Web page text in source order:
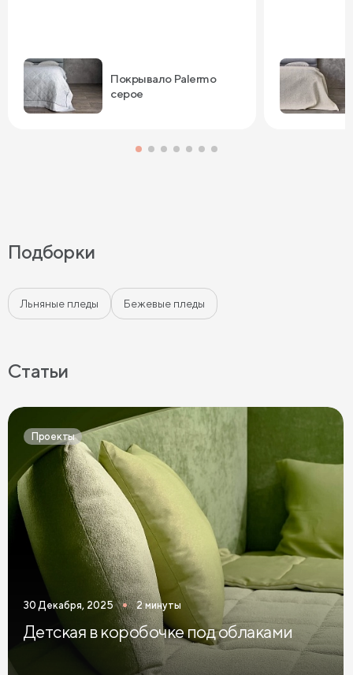
Покрывало Palermo
серое
Подборки
Льняные пледы Бежевые пледы
Статьи
Проекты
30 Декабря, 2025 2 минуты
Детская в коробочке под облаками